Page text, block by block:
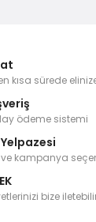
kısa sürede
ödeme sistemi
kampanya
bize